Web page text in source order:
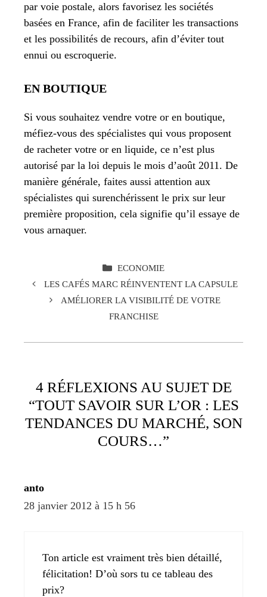
par voie postale, alors favorisez les sociétés
basées en France, afin de faciliter les transactions
et les possibilités de recours, afin d’éviter tout
ennui ou escroquerie.
EN BOUTIQUE
Si vous souhaitez vendre votre or en boutique,
méfiez-vous des spécialistes qui vous proposent
de racheter votre or en liquide, ce n’est plus
autorisé par la loi depuis le mois d’août 2011. De
manière générale, faites aussi attention aux
spécialistes qui surenchérissent le prix sur leur
première proposition, cela signifie qu’il essaye de
vous arnaquer.
CATÉGORIES
ECONOMIE
LES CAFÉS MARC RÉINVENTENT LA CAPSULE
AMÉLIORER LA VISIBILITÉ DE VOTRE
FRANCHISE
4 RÉFLEXIONS AU SUJET DE
“TOUT SAVOIR SUR L’OR : LES
TENDANCES DU MARCHÉ, SON
COURS…”
anto
28 janvier 2012 à 15 h 56
Ton article est vraiment très bien détaillé,
félicitation! D’où sors tu ce tableau des
prix?